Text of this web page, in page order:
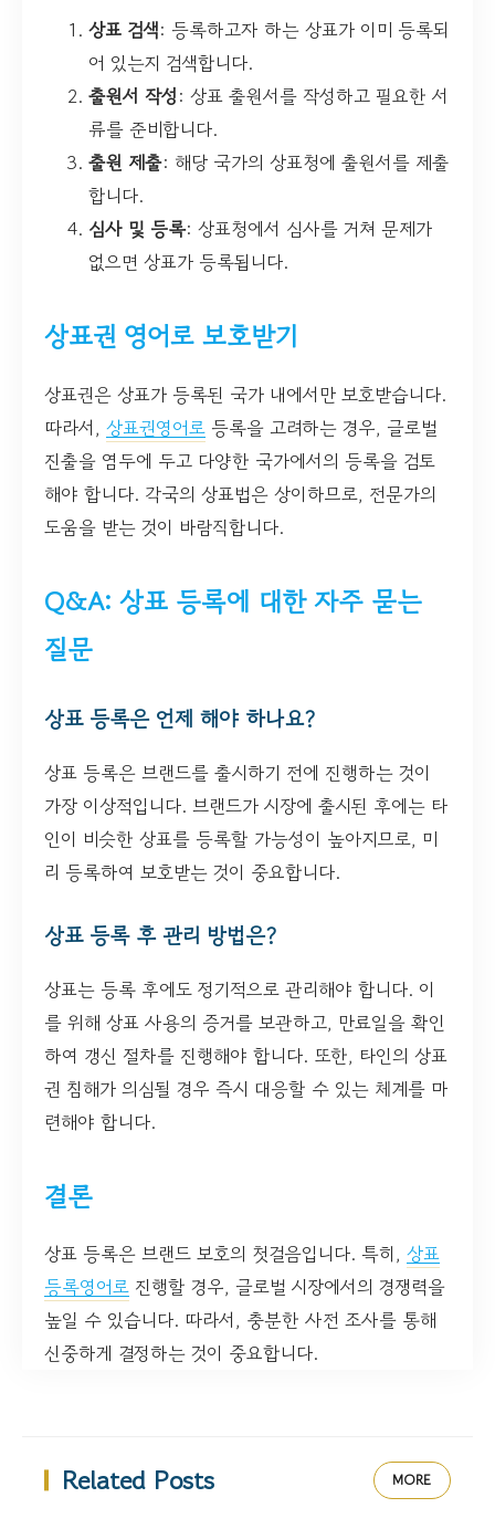
상표 검색: 등록하고자 하는 상표가 이미 등록되
어 있는지 검색합니다.
출원서 작성: 상표 출원서를 작성하고 필요한 서
류를 준비합니다.
출원 제출: 해당 국가의 상표청에 출원서를 제출
합니다.
심사 및 등록: 상표청에서 심사를 거쳐 문제가
없으면 상표가 등록됩니다.
상표권 영어로 보호받기
상표권은 상표가 등록된 국가 내에서만 보호받습니다.
따라서, 상표권영어로 등록을 고려하는 경우, 글로벌
진출을 염두에 두고 다양한 국가에서의 등록을 검토
해야 합니다. 각국의 상표법은 상이하므로, 전문가의
도움을 받는 것이 바람직합니다.
Q&A: 상표 등록에 대한 자주 묻는
질문
상표 등록은 언제 해야 하나요?
상표 등록은 브랜드를 출시하기 전에 진행하는 것이
가장 이상적입니다. 브랜드가 시장에 출시된 후에는 타
인이 비슷한 상표를 등록할 가능성이 높아지므로, 미
리 등록하여 보호받는 것이 중요합니다.
상표 등록 후 관리 방법은?
상표는 등록 후에도 정기적으로 관리해야 합니다. 이
를 위해 상표 사용의 증거를 보관하고, 만료일을 확인
하여 갱신 절차를 진행해야 합니다. 또한, 타인의 상표
권 침해가 의심될 경우 즉시 대응할 수 있는 체계를 마
련해야 합니다.
결론
상표 등록은 브랜드 보호의 첫걸음입니다. 특히, 상표
등록영어로 진행할 경우, 글로벌 시장에서의 경쟁력을
높일 수 있습니다. 따라서, 충분한 사전 조사를 통해
신중하게 결정하는 것이 중요합니다.
Related Posts MORE